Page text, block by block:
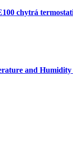
chytrá
and